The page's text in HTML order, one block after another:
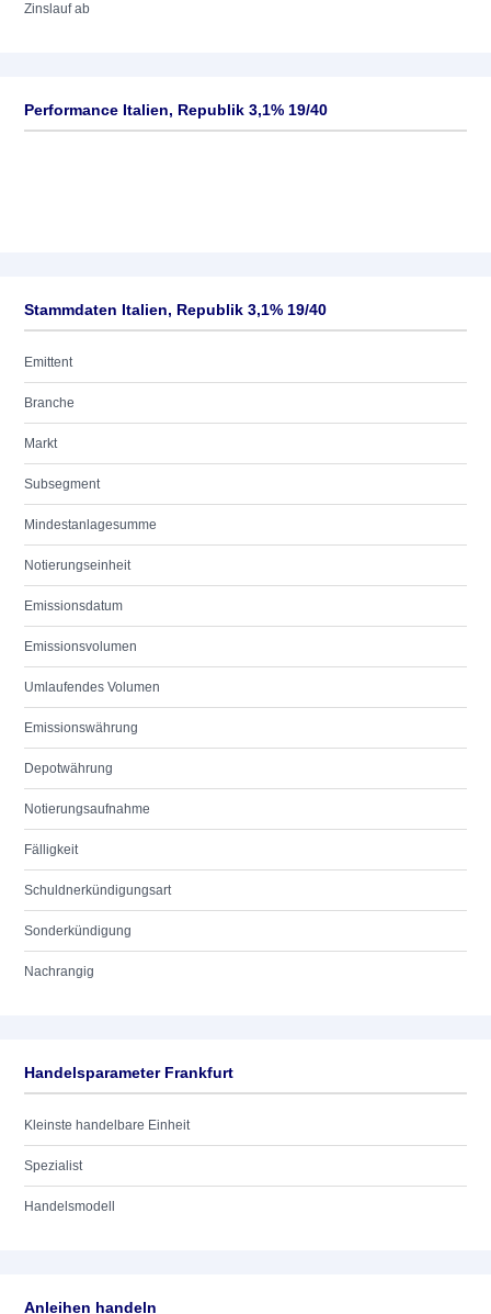
Zinslauf ab
Performance Italien, Republik 3,1% 19/40
Stammdaten Italien, Republik 3,1% 19/40
Emittent
Branche
Markt
Subsegment
Mindestanlagesumme
Notierungseinheit
Emissionsdatum
Emissionsvolumen
Umlaufendes Volumen
Emissionswährung
Depotwährung
Notierungsaufnahme
Fälligkeit
Schuldnerkündigungsart
Sonderkündigung
Nachrangig
Handelsparameter Frankfurt
Kleinste handelbare Einheit
Spezialist
Handelsmodell
Anleihen handeln